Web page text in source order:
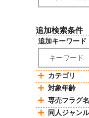
追加検索条件
追加キーワード
カテゴリ
対象年齢
専売フラグ名
同人ジャン